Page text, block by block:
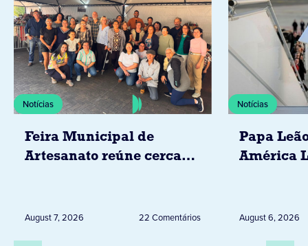
Notícias
Feira Municipal de
Artesanato reúne cerca
August 7, 2026 22 Comentários
Notícias
Papa
América
Peru
August 6, 2026